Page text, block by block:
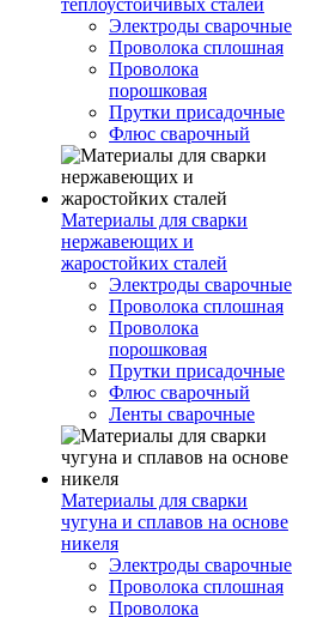
теплоустойчивых сталей
Электроды сварочные
Проволока сплошная
Проволока
порошковая
Прутки присадочные
Флюс сварочный
Материалы для сварки
нержавеющих и
жаростойких сталей
Электроды сварочные
Проволока сплошная
Проволока
порошковая
Прутки присадочные
Флюс сварочный
Ленты сварочные
Материалы для сварки
чугуна и сплавов на основе
никеля
Электроды сварочные
Проволока сплошная
Проволока